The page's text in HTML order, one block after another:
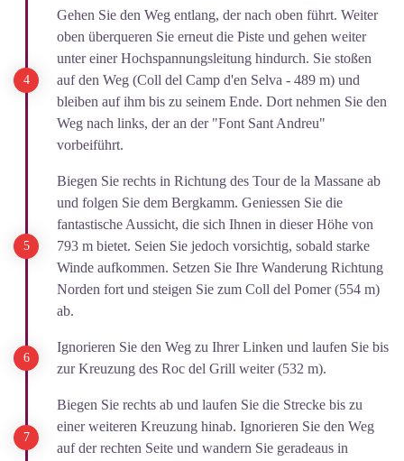
Gehen Sie den Weg entlang, der nach oben führt. Weiter
oben überqueren Sie erneut die Piste und gehen weiter
unter einer Hochspannungsleitung hindurch. Sie stoßen
auf den Weg (Coll del Camp d'en Selva - 489 m) und
bleiben auf ihm bis zu seinem Ende. Dort nehmen Sie den
Weg nach links, der an der "Font Sant Andreu"
vorbeiführt.
Biegen Sie rechts in Richtung des Tour de la Massane ab
und folgen Sie dem Bergkamm. Geniessen Sie die
fantastische Aussicht, die sich Ihnen in dieser Höhe von
793 m bietet. Seien Sie jedoch vorsichtig, sobald starke
Winde aufkommen. Setzen Sie Ihre Wanderung Richtung
Norden fort und steigen Sie zum Coll del Pomer (554 m)
ab.
Ignorieren Sie den Weg zu Ihrer Linken und laufen Sie bis
zur Kreuzung des Roc del Grill weiter (532 m).
Biegen Sie rechts ab und laufen Sie die Strecke bis zu
einer weiteren Kreuzung hinab. Ignorieren Sie den Weg
auf der rechten Seite und wandern Sie geradeaus in